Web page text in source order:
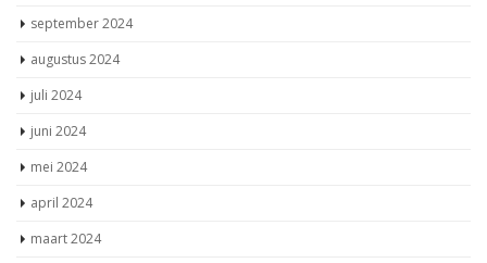
september 2024
augustus 2024
juli 2024
juni 2024
mei 2024
april 2024
maart 2024